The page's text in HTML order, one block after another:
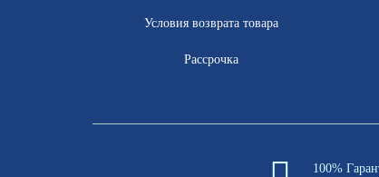
Условия возврата товара
Рассрочка
100%